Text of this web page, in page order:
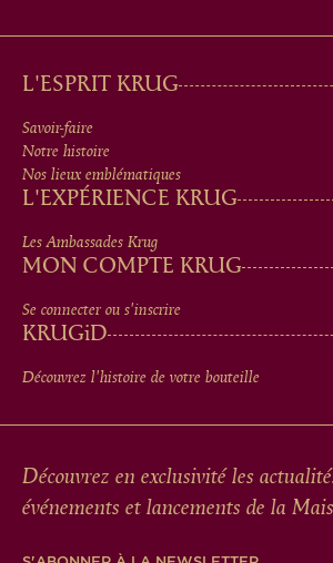
MAIN
MEN
IN
FOOTER
L'ESPRIT KRUG
Savoir-faire
Notre histoire
Nos lieux emblématiques
L'EXPÉRIENCE KRUG
Les Ambassades Krug
MON COMPTE KRUG
Se connecter ou s'inscrire
KRUGiD
Découvrez l'histoire de votre bouteille
Découvrez en exclusivité les
événements et lancements de la